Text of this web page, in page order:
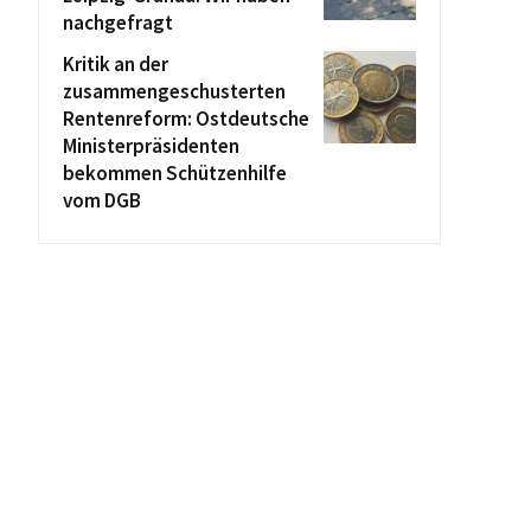
nachgefragt
Kritik an der
zusammengeschusterten
Rentenreform: Ostdeutsche
Ministerpräsidenten
bekommen Schützenhilfe
vom DGB